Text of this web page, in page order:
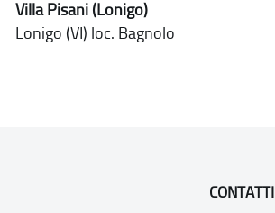
Villa Pisani (Lonigo)
Lonigo (VI) loc. Bagnolo
CONTATTI